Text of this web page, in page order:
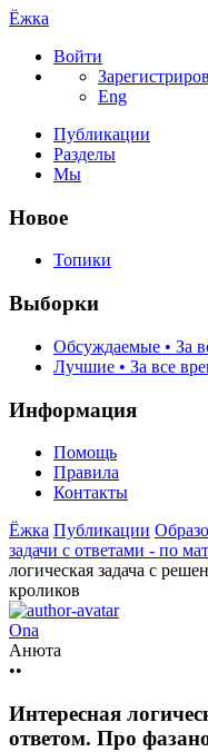
Ёжка
Войти
Eng
Публикации
Разделы
Мы
Новое
Топики
Выборки
Обсуждаемые • За
Лучшие • За все
Информация
Помощь
Правила
Контакты
Ёжка Публикации
задачи с ответами - по
логическая задача с
кроликов
Ona
Анюта
••
Интересная
ответом. Про